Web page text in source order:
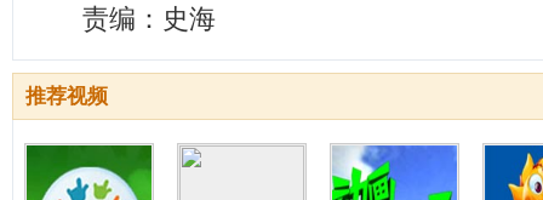
责编：史海
推荐视频